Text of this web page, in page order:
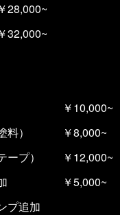
32,000~
換 ￥10,000~
塗料） ￥8,000~
テープ） ￥12,000~
追加 ￥5,000~
プ追加